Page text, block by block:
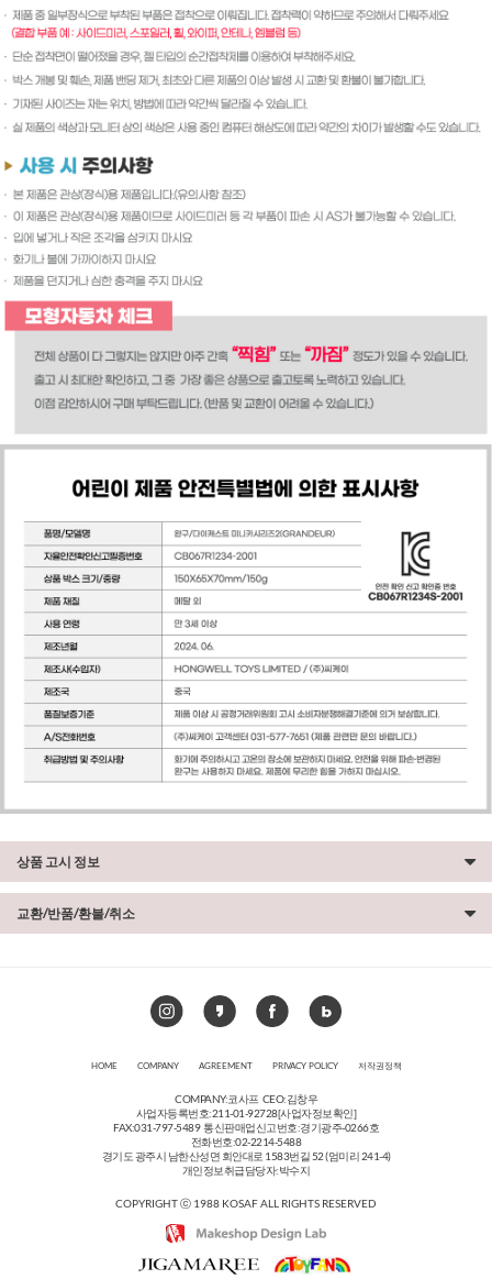
상품 고시 정보
교환/반품/환불/취소
HOME COMPANY AGREEMENT PRIVACY POLICY 저작권정책
COMPANY:코사프 CEO:김창우
사업자등록번호:211-01-92728[사업자정보확인]
FAX:031-797-5489 통신판매업신고번호:경기광주-0266호
전화번호:02-2214-5488
경기도 광주시 남한산성면 회안대로 1583번길 52 (엄미리 241-4)
개인정보취급담당자:박수지
COPYRIGHT ⓒ 1988 KOSAF ALL RIGHTS RESERVED